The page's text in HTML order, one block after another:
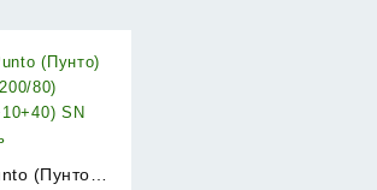
(Пунто)